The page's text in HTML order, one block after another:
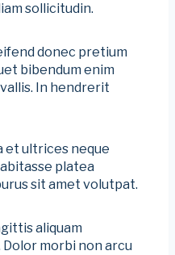
sollicitudin.
donec pretium
bibendum enim
In hendrerit
et ultrices neque
platea
sit amet volutpat.
aliquam
Dolor morbi non arcu